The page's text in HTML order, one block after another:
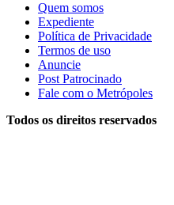
Quem somos
Expediente
Política de Privacidade
Termos de uso
Anuncie
Post Patrocinado
Fale com o Metrópoles
Todos os direitos reservados